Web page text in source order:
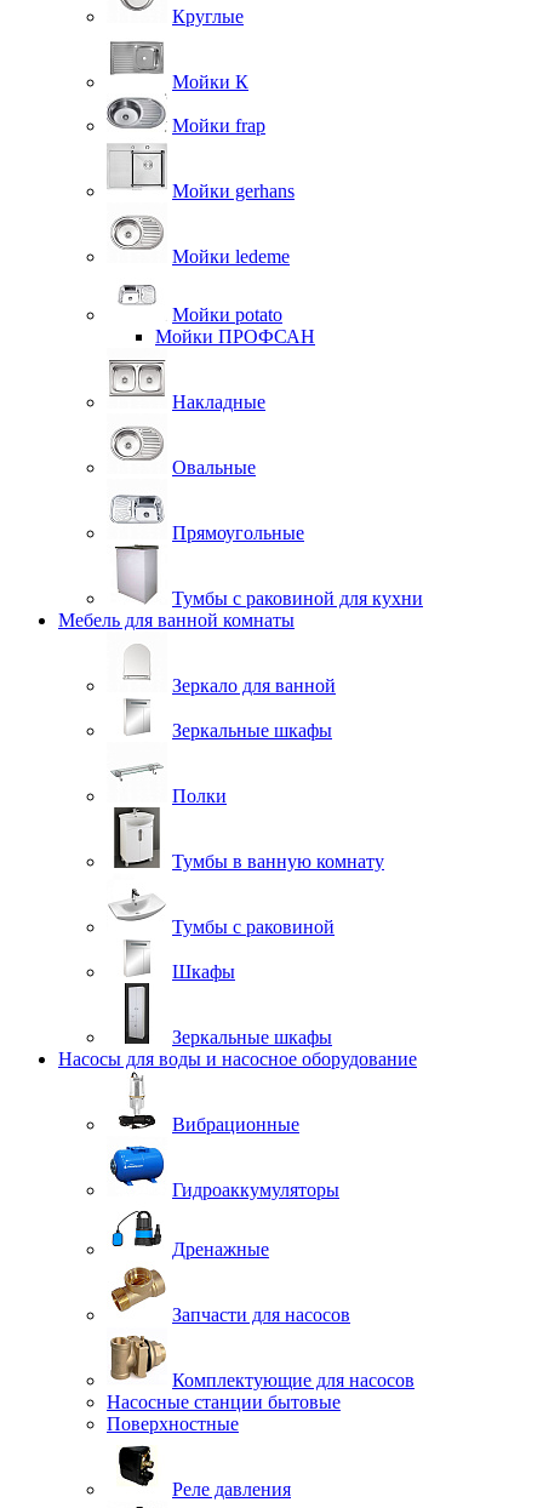
Круглые
Мойки К
Мойки frap
Мойки gerhans
Мойки ledeme
Мойки potato
Мойки ПРОФСАН
Накладные
Овальные
Прямоугольные
Тумбы с раковиной для кухни
Мебель для ванной комнаты
Зеркало для ванной
Зеркальные шкафы
Полки
Тумбы в ванную комнату
Тумбы с раковиной
Шкафы
Зеркальные шкафы
Насосы для воды и насосное оборудование
Вибрационные
Гидроаккумуляторы
Дренажные
Запчасти для насосов
Комплектующие для насосов
Насосные станции бытовые
Поверхностные
Реле давления